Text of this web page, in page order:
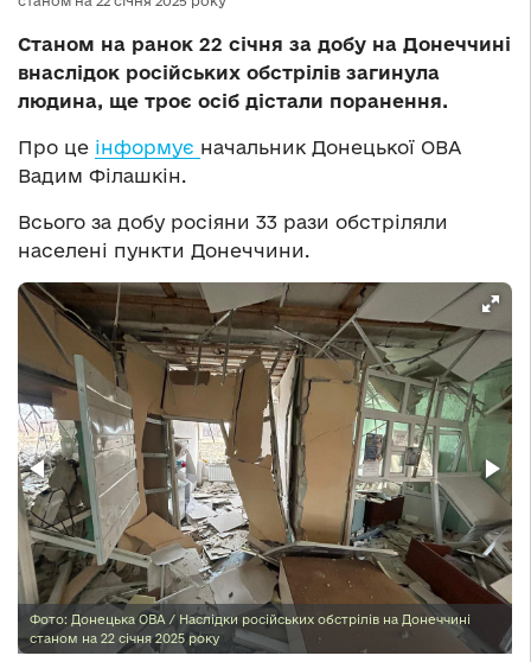
Станом на ранок 22 січня за добу на Донеччині
внаслідок російських обстрілів загинула
людина, ще троє осіб дістали поранення.
Про це інформує начальник Донецької ОВА
Вадим Філашкін.
Всього за добу росіяни 33 рази обстріляли
населені пункти Донеччини.
Фото: Донецька ОВА / Наслідки російських обстрілів на Донеччині
станом на 22 січня 2025 року